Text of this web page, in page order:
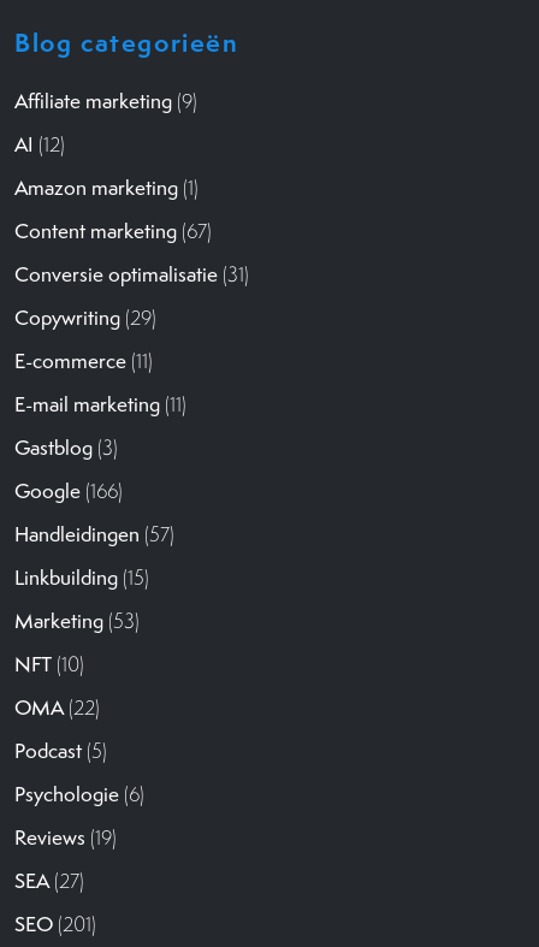
Blog categorieën
Affiliate marketing (9)
AI (12)
Amazon marketing (1)
Content marketing (67)
Conversie optimalisatie (31)
Copywriting (29)
E-commerce (11)
E-mail marketing (11)
Gastblog (3)
Google (166)
Handleidingen (57)
Linkbuilding (15)
Marketing (53)
NFT (10)
OMA(22)
Podcast (5)
Psychologie (6)
Reviews (19)
SEA(27)
SEO (201)